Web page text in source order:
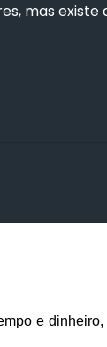
mas existe
e